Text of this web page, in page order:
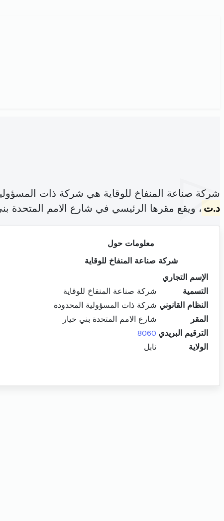
شركة صناعة المنفاخ للوقاية هي شركة ذات
د.ت ، ويقع مقرها الرئيسي في شارع الامم المتحدة
معلومات حول
شركة صناعة المنفاخ للوقاية
الإسم التجاري
التسمية
شركة صناعة المنفاخ للوقاية
النظام القانوني شركة ذات المسؤولية المحدودة
المقر
شارع الامم المتحدة بني خيار
الترقيم البريدي 8060
الولاية
نابل